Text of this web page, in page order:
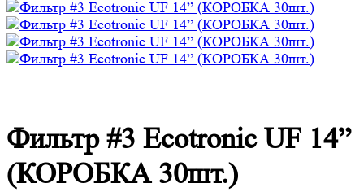
Фильтр #3 Ecotronic UF 14”
(КОРОБКА 30шт.)